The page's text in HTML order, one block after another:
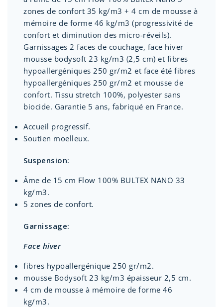
zones de confort 35 kg/m3 + 4 cm de mousse à
mémoire de forme 46 kg/m3 (progressivité de
confort et diminution des micro-réveils).
Garnissages 2 faces de couchage, face hiver
mousse bodysoft 23 kg/m3 (2,5 cm) et fibres
hypoallergéniques 250 gr/m2 et face été fibres
hypoallergéniques 250 gr/m2 et mousse de
confort. Tissu stretch 100%, polyester sans
biocide. Garantie 5 ans, fabriqué en France.
Accueil progressif.
Soutien moelleux.
Suspension:
Âme de 15 cm Flow 100% BULTEX NANO 33
kg/m3.
5 zones de confort.
Garnissage:
Face hiver
fibres hypoallergénique 250 gr/m2.
mousse Bodysoft 23 kg/m3 épaisseur 2,5 cm.
4 cm de mousse à mémoire de forme 46
kg/m3.